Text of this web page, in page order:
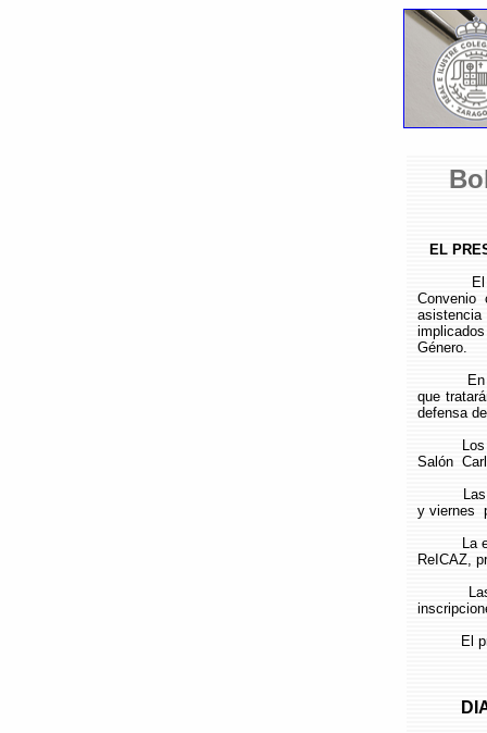
EL
El
Convenio
Género.
En este
que
defensa
Los
Salón
Las
y viernes
La
ReICAZ,
Las
El
DIA: 4